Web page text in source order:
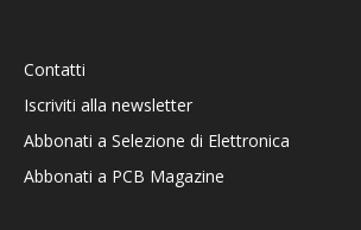
Contatti
Iscriviti alla newsletter
Abbonati a Selezione di Elettronica
Abbonati a PCB Magazine